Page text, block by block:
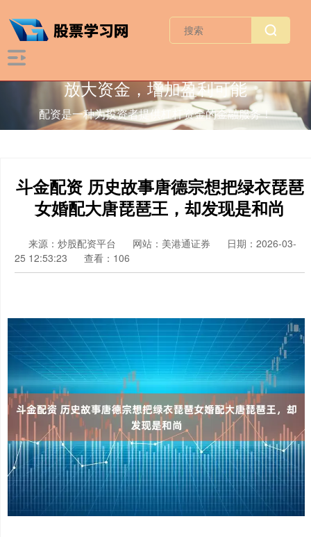
放大资金，增加盈利可能
配资是一种为投资者提供杠杆资金的金融服务！
斗金配资 历史故事唐德宗想把绿衣琵琶
女婚配大唐琵琶王，却发现是和尚
来源：炒股配资平台 网站：美港通证券
日期：2026-03-
25 12:53:23
查看：106